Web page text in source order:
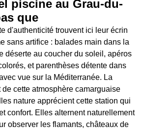
piscine au Grau-du-
que
d'authenticité trouvent ici leur écrin
sans artifice : balades main dans la
déserte au coucher du soleil, apéros
et parenthèses détente dans
vue sur la Méditerranée. La
cette atmosphère camarguaise
nature apprécient cette station qui
confort. Elles alternent naturellement
observer les flamants, châteaux de